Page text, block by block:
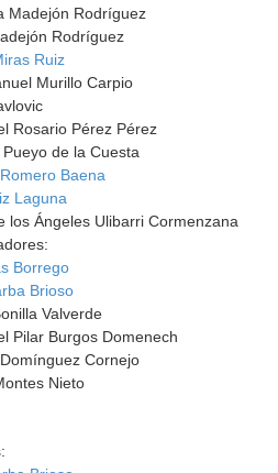
Madejón Rodríguez
Rodríguez
Ruiz
Murillo Carpio
Rosario Pérez Pérez
de la Cuesta
Baena
Laguna
los Ángeles Ulibarri Cormenzana
Borrego
Brioso
Valverde
Pilar Burgos Domenech
Cornejo
Nieto